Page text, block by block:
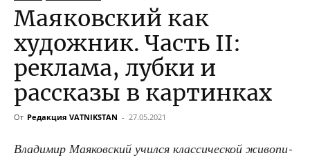
Маяковский как
художник. Часть II:
реклама, лубки и
рассказы в картинках
От Редакция VATNIKSTAN - 27.05.2021
Вла­ди­мир Мая­ков­ский учил­ся клас­си­че­ской живо­пи­